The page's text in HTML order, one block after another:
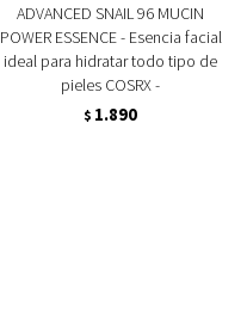
ADVANCED SNAIL 96 MUCIN
POWER ESSENCE - Esencia facial
ideal para hidratar todo tipo de
pieles COSRX -
$ 1.890